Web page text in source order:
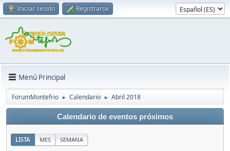
Iniciar sesión Registrarse
Menú Principal
ForumMontefrio ► Calendario ► Abril 2018
Calendario de eventos próximos
LISTA MES SEMANA